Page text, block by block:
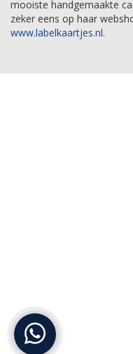
mooiste handgemaakte
zeker eens op haar
www.labelkaartjes.nl.